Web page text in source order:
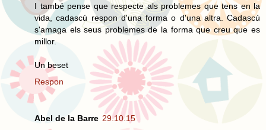
I també pense que respecte als problemes que tens en la
vida, cadascú respon d'una forma o d'una altra. Cadascú
s'amaga els seus problemes de la forma que creu que es
millor.
Un beset
Respon
Abel de la Barre 29.10.15